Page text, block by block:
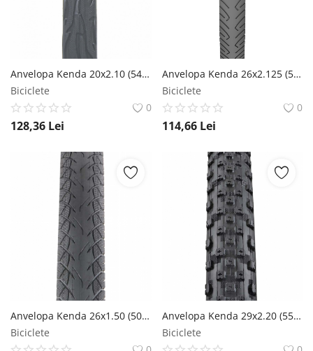
Anvelopa Kenda 20x2.10 (54-406) Flame Standard 60Tpi Kenda
Biciclete
0
128,36 Lei
Anvelopa Kenda 26x2.125 (57-559) Kraze SRC 30Tpi Kenda
Biciclete
0
114,66 Lei
Anvelopa Kenda 26x1.50 (50-559) Kwick Tendril E-Bike SRC IronCap 60Tpi Kenda
Biciclete
Anvelopa Kenda 29x2.20 (55-622) Cross Country Karma L3RPRO 60TPI Kenda
Biciclete